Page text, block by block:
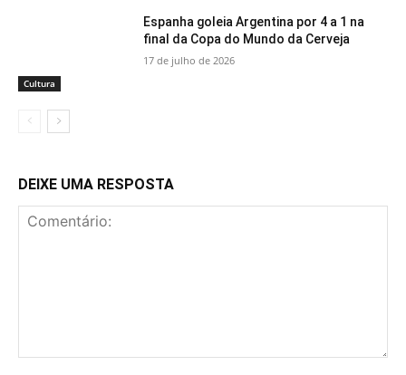
Cultura
Espanha goleia Argentina por 4 a 1 na
final da Copa do Mundo da Cerveja
17 de julho de 2026
DEIXE UMA RESPOSTA